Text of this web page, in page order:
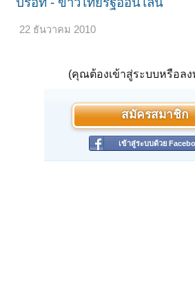
22 ธันวาคม 2010
(คุณต้องเข้าสู่ระบบหรือลง
สมัครสมาชิก
เข้าสู่ระบบด้วย